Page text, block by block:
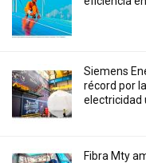
Siemens
récord por
electricidad
Fibra Mty